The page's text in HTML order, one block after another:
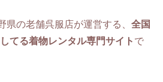
県の老舗呉服店が運営する、 全国
てる着物レンタル専門サイト で